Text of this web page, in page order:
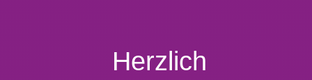
Herzlich